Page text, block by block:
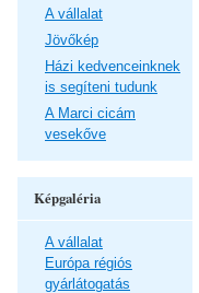
A vállalat
Jövőkép
Házi kedvenceinknek
is segíteni tudunk
A Marci cicám
vesekőve
Képgaléria
A vállalat
Európa régiós
gyárlátogatás